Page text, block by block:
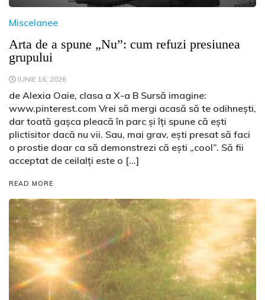
Miscelanee
Arta de a spune „Nu”: cum refuzi presiunea
grupului
IUNIE 16, 2026
de Alexia Oaie, clasa a X-a B Sursă imagine:
www.pinterest.com Vrei să mergi acasă să te odihnești,
dar toată gașca pleacă în parc și îți spune că ești
plictisitor dacă nu vii. Sau, mai grav, ești presat să faci
o prostie doar ca să demonstrezi că ești „cool”. Să fii
acceptat de ceilalți este o […]
READ MORE